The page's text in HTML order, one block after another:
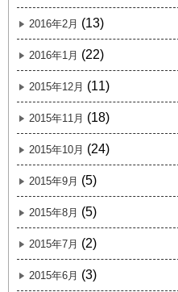
2016年2月 (13)
2016年1月 (22)
2015年12月 (11)
2015年11月 (18)
2015年10月 (24)
2015年9月 (5)
2015年8月 (5)
2015年7月 (2)
2015年6月 (3)